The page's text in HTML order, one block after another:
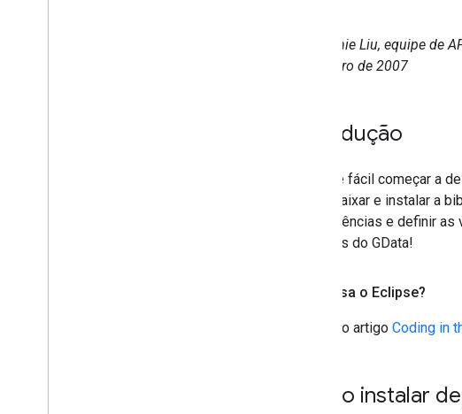
Stephanie Liu, equipe de
Setembro de 2007
Introdução
Nunca é fácil começar a
como baixar e instalar a
dependências e definir
serviços do GData!
Você usa o Eclipse?
Confira o artigo Coding in
Como instalar